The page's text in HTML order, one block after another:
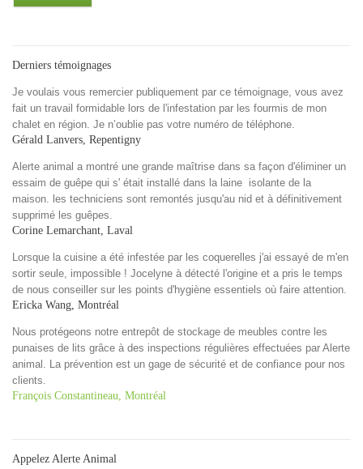
Derniers témoignages
Je voulais vous remercier publiquement par ce témoignage, vous avez
fait un travail formidable lors de l'infestation par les fourmis de mon
chalet en région. Je n’oublie pas votre numéro de téléphone.
Gérald Lanvers, Repentigny
Alerte animal a montré une grande maîtrise dans sa façon d'éliminer un
essaim de guêpe qui s' était installé dans la laine isolante de la
maison. les techniciens sont remontés jusqu'au nid et à définitivement
supprimé les guêpes.
Corine Lemarchant, Laval
Lorsque la cuisine a été infestée par les coquerelles j'ai essayé de m'en
sortir seule, impossible ! Jocelyne à détecté l'origine et a pris le temps
de nous conseiller sur les points d'hygiène essentiels où faire attention.
Ericka Wang, Montréal
Nous protégeons notre entrepôt de stockage de meubles contre les
punaises de lits grâce à des inspections régulières effectuées par Alerte
animal. La prévention est un gage de sécurité et de confiance pour nos
clients.
François Constantineau, Montréal
Appelez Alerte Animal